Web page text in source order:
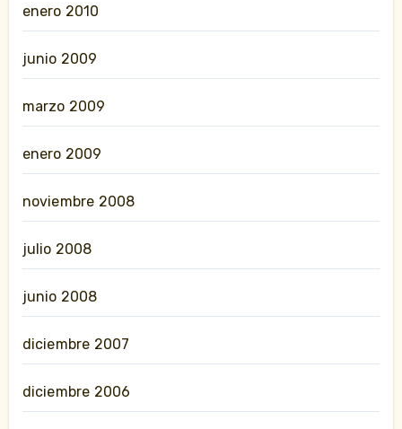
enero 2010
junio 2009
marzo 2009
enero 2009
noviembre 2008
julio 2008
junio 2008
diciembre 2007
diciembre 2006